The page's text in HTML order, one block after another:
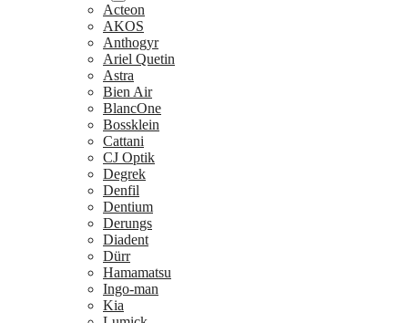
Acteon
AKOS
Anthogyr
Ariel Quetin
Astra
Bien Air
BlancOne
Bossklein
Cattani
CJ Optik
Degrek
Denfil
Dentium
Derungs
Diadent
Dürr
Hamamatsu
Ingo-man
Kia